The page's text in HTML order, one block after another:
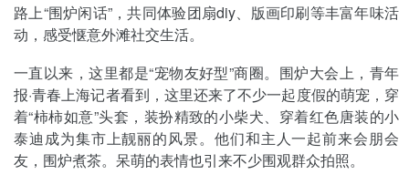
路上“围炉闲话”，共同体验团扇diy、版画印刷等丰富年味活
动，感受惬意外滩社交生活。
一直以来，这里都是“宠物友好型”商圈。围炉大会上，青年
报·青春上海记者看到，这里还来了不少一起度假的萌宠，穿
着“柿柿如意”头套，装扮精致的小柴犬、穿着红色唐装的小
泰迪成为集市上靓丽的风景。他们和主人一起前来会朋会
友，围炉煮茶。呆萌的表情也引来不少围观群众拍照。